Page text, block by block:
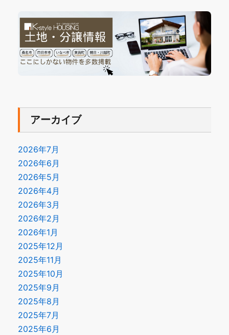
アーカイブ
2026年7月
2026年6月
2026年5月
2026年4月
2026年3月
2026年2月
2026年1月
2025年12月
2025年11月
2025年10月
2025年9月
2025年8月
2025年7月
2025年6月